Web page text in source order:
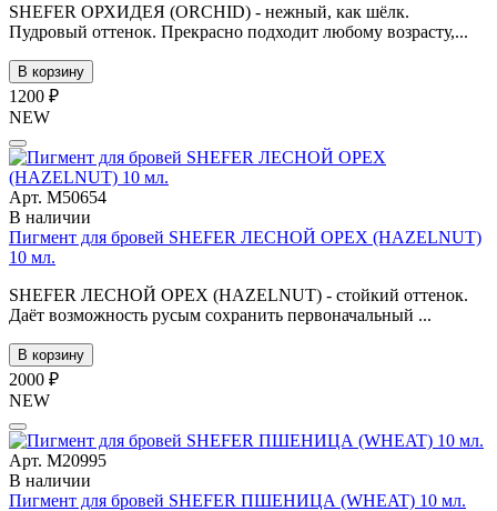
SHEFER ОРХИДЕЯ (ORCHID) - нежный, как шёлк.
Пудровый оттенок. Прекрасно подходит любому возрасту,...
В корзину
1200 ₽
NEW
Арт. М50654
В наличии
Пигмент для бровей SHEFER ЛЕСНОЙ ОРЕХ (HAZELNUT)
10 мл.
SHEFER ЛЕСНОЙ ОРЕХ (HAZELNUT) - стойкий оттенок.
Даёт возможность русым сохранить первоначальный ...
В корзину
2000 ₽
NEW
Арт. М20995
В наличии
Пигмент для бровей SHEFER ПШЕНИЦА (WHEAT) 10 мл.